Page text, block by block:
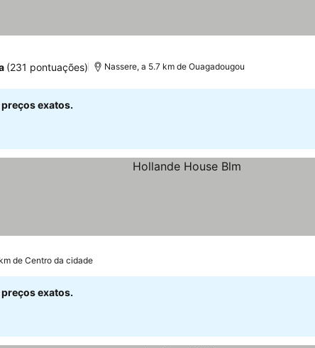
(231 pontuações) Nassere, a 5.7 km de Ouagadougou
exatos.
de Centro da cidade
exatos.